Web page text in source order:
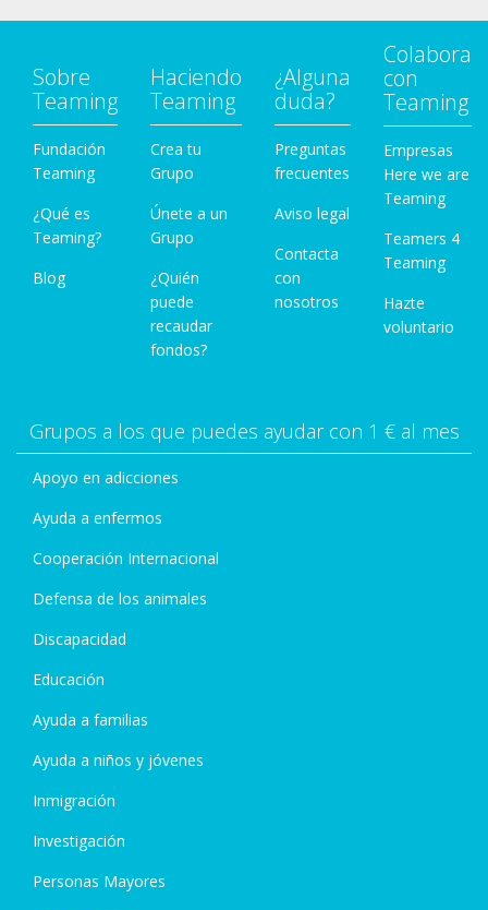
Sobre
Teaming
Fundación
Teaming
¿Qué es
Teaming?
Blog
Haciendo
Teaming
Crea tu
Grupo
Únete a un
Grupo
¿Quién
puede
recaudar
fondos?
¿Alguna
duda?
Preguntas
frecuentes
Aviso legal
Contacta
con
nosotros
Colabora
con
Teaming
Empresas
Here we are
Teaming
Teamers 4
Teaming
Hazte
voluntario
Grupos a los que puedes ayudar con 1 € al mes
Apoyo en adicciones
Ayuda a enfermos
Cooperación Internacional
Defensa de los animales
Discapacidad
Educación
Ayuda a familias
Ayuda a niños y jóvenes
Inmigración
Investigación
Personas Mayores